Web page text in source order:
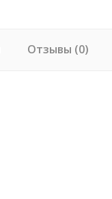
Отзывы (0)